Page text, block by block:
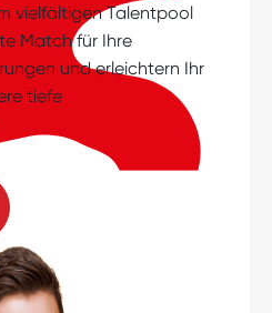
vielfältigen Talentpool
Match für Ihre
und erleichtern Ihr
tiefe